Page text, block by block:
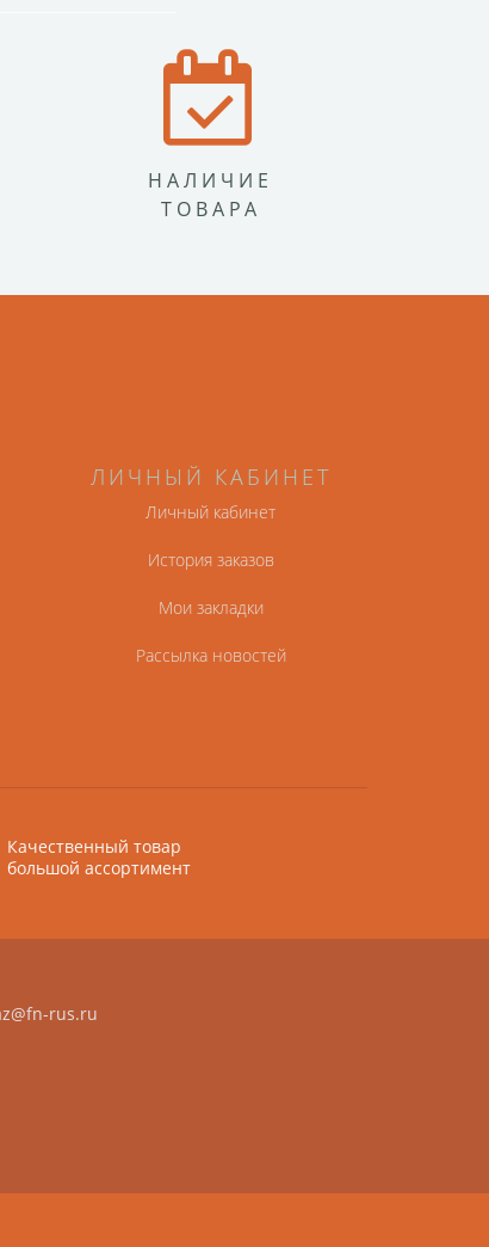
НАЛИЧИЕ
ТОВАРА
ЛИЧНЫЙ КАБИНЕТ
Личный кабинет
История заказов
Мои закладки
Рассылка новостей
Качественный товар
большой ассортимент
rus.ru